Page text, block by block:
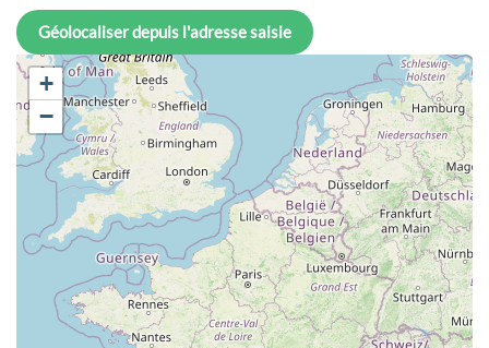
Géolocaliser depuis l'adresse saisie
+
−